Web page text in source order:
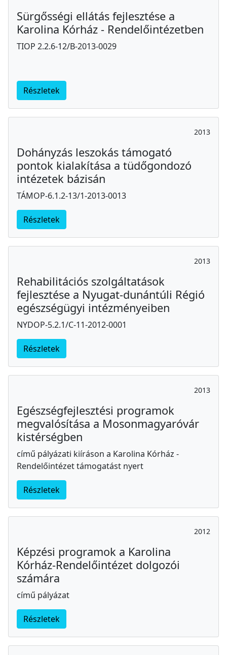
Sürgősségi ellátás fejlesztése a
Karolina Kórház - Rendelőintézetben
TIOP 2.2.6-12/B-2013-0029
Részletek
2013
Dohányzás leszokás támogató
pontok kialakítása a tüdőgondozó
intézetek bázisán
TÁMOP-6.1.2-13/1-2013-0013
Részletek
2013
Rehabilitációs szolgáltatások
fejlesztése a Nyugat-dunántúli Régió
egészségügyi intézményeiben
NYDOP-5.2.1/C-11-2012-0001
Részletek
2013
Egészségfejlesztési programok
megvalósítása a Mosonmagyaróvár
kistérségben
című pályázati kiíráson a Karolina Kórház -
Rendelőintézet támogatást nyert
Részletek
2012
Képzési programok a Karolina
Kórház-Rendelőintézet dolgozói
számára
című pályázat
Részletek